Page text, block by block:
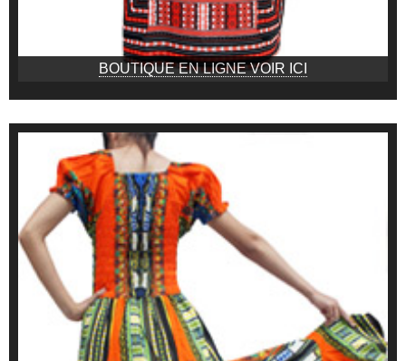
BOUTIQUE EN LIGNE VOIR ICI